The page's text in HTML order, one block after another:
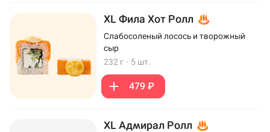
XL Фила Хот Ролл
Слабосоленый лосось и творожный
сыр
232 г · 5 шт.
479 ₽
XL Адмирал Ролл